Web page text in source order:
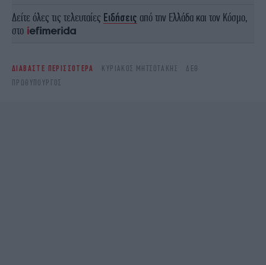
Δείτε όλες τις τελευταίες Ειδήσεις από την Ελλάδα και τον Κόσμο,
στο
ΔΙΑΒΑΣΤΕ ΠΕΡΙΣΣΟΤΕΡΑ ΚΥΡΙΆΚΟΣ ΜΗΤΣΟΤΆΚΗΣ
ΔΕΘ
ΠΡΩΘΥΠΟΥΡΓΌΣ